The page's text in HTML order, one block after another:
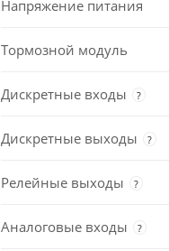
Напряжение питания
Тормозной модуль
Дискретные входы ?
Дискретные выходы ?
Релейные выходы ?
Аналоговые входы ?